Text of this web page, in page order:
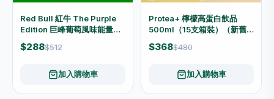
Red Bull 紅牛 The Purple
Edition 巨峰葡萄風味能量飲
品 原箱優惠（250ml x 24
罐）
$288$512
加入購物車
Protea+ 檸檬高蛋白飲品
500ml（15支箱裝）（新舊
包裝隨機發放）
$368$480
加入購物車